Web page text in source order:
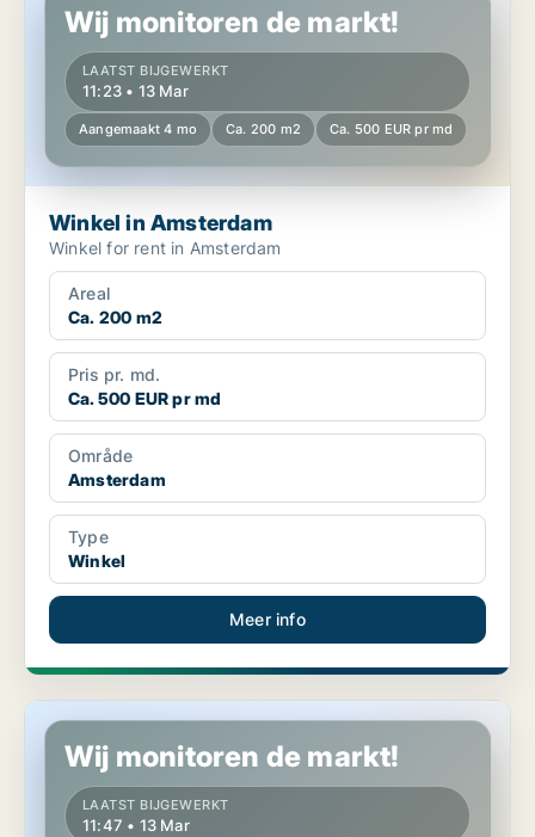
Wij monitoren de markt!
LAATST BIJGEWERKT
11:23 • 13 Mar
Aangemaakt 4 mo Ca. 200 m2 Ca. 500 EUR pr md
Winkel in Amsterdam
Winkel for rent in Amsterdam
Areal
Ca. 200 m2
Pris pr. md.
Ca. 500 EUR pr md
Område
Amsterdam
Type
Winkel
Meer info
Industrieel vastgoed in Amsterdam
Wij monitoren de markt!
LAATST BIJGEWERKT
11:47 • 13 Mar